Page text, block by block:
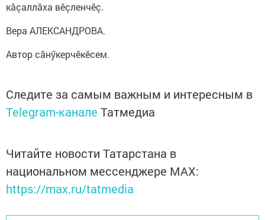
кăçаллăха вӗçленчӗç.
Вера АЛЕКСАНДРОВА.
Автор сăнӳкерчӗкӗсем.
Следите за самым важным и интересным в
Telegram-канале Татмедиа
Читайте новости Татарстана в
национальном мессенджере MАХ:
https://max.ru/tatmedia